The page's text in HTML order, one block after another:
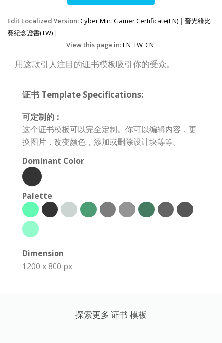
Edit Localized Version:Cyber Mint Gamer Certificate(EN) | 螢光綠比
賽紀念證書(TW) |
View this page in:EN TW CN
用这款引人注目的证书模板吸引你的受众。
证书 Template Specifications:
可定制的：
这个证书模板可以完全定制。你可以编辑内容，更
换图片，改变颜色，添加或删除设计块等等。
Dominant Color
Palette
Dimension
1200 x 800 px
探索更多 证书 模板